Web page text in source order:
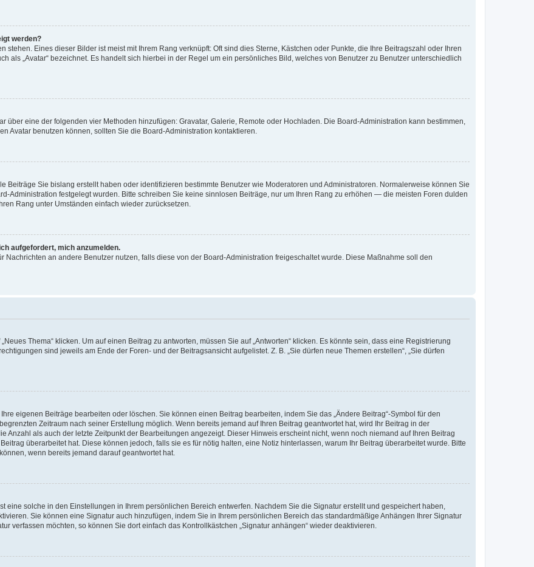
werden?
stehen. Eines dieser Bilder ist meist mit Ihrem Rang verknüpft: Oft sind dies Sterne, Kästchen oder Punkte, die Ihre Beitragszahl oder Ihren
als „Avatar“ bezeichnet. Es handelt sich hierbei in der Regel um ein persönliches Bild, welches von Benutzer zu Benutzer unterschiedlich
über eine der folgenden vier Methoden hinzufügen: Gravatar, Galerie, Remote oder Hochladen. Die Board-Administration kann bestimmen,
Avatar benutzen können, sollten Sie die Board-Administration kontaktieren.
Beiträge Sie bislang erstellt haben oder identifizieren bestimmte Benutzer wie Moderatoren und Administratoren. Normalerweise können Sie
Administration festgelegt wurden. Bitte schreiben Sie keine sinnlosen Beiträge, nur um Ihren Rang zu erhöhen — die meisten Foren dulden
Rang unter Umständen einfach wieder zurücksetzen.
aufgefordert, mich anzumelden.
Nachrichten an andere Benutzer nutzen, falls diese von der Board-Administration freigeschaltet wurde. Diese Maßnahme soll den
Thema“ klicken. Um auf einen Beitrag zu antworten, müssen Sie auf „Antworten“ klicken. Es könnte sein, dass eine Registrierung
sind jeweils am Ende der Foren- und der Beitragsansicht aufgelistet. Z. B. „Sie dürfen neue Themen erstellen“, „Sie dürfen
eigenen Beiträge bearbeiten oder löschen. Sie können einen Beitrag bearbeiten, indem Sie das „Ändere Beitrag“-Symbol für den
Zeitraum nach seiner Erstellung möglich. Wenn bereits jemand auf Ihren Beitrag geantwortet hat, wird Ihr Beitrag in der
Anzahl als auch der letzte Zeitpunkt der Bearbeitungen angezeigt. Dieser Hinweis erscheint nicht, wenn noch niemand auf Ihren Beitrag
überarbeitet hat. Diese können jedoch, falls sie es für nötig halten, eine Notiz hinterlassen, warum Ihr Beitrag überarbeitet wurde. Bitte
wenn bereits jemand darauf geantwortet hat.
eine solche in den Einstellungen in Ihrem persönlichen Bereich entwerfen. Nachdem Sie die Signatur erstellt und gespeichert haben,
Sie können eine Signatur auch hinzufügen, indem Sie in Ihrem persönlichen Bereich das standardmäßige Anhängen Ihrer Signatur
verfassen möchten, so können Sie dort einfach das Kontrollkästchen „Signatur anhängen“ wieder deaktivieren.